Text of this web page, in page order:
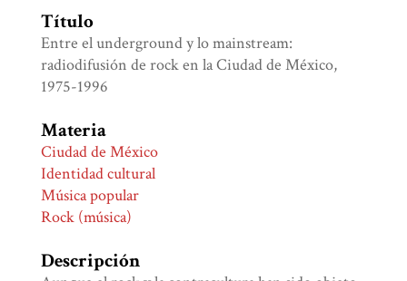
Título
Entre el underground y lo mainstream:
radiodifusión de rock en la Ciudad de México,
1975-1996
Materia
Ciudad de México
Identidad cultural
Música popular
Rock (música)
Descripción